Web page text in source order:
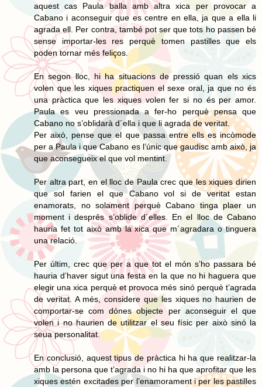
aquest cas Paula balla amb altra xica per provocar a
Cabano i aconseguir que es centre en ella, ja que a ella li
agrada ell. Per contra, també pot ser que tots ho passen bé
sense importar-les res perquè tomen pastilles que els
poden tornar més feliços.
En segon lloc, hi ha situacions de pressió quan els xics
volen que les xiques practiquen el sexe oral, ja que no és
una pràctica que les xiques volen fer si no és per amor.
Paula es veu pressionada a fer-ho perquè pensa que
Cabano no s’oblidarà d´ella i que li agrada de veritat.
Per això, pense que el que passa entre ells es incòmode
per a Paula i que Cabano es l’únic que gaudisc amb això, ja
que aconsegueix el que vol mentint.
Per altra part, en el lloc de Paula crec que les xiques dirien
que sol farien el que Cabano vol si de veritat estan
enamorats, no solament perquè Cabano tinga plaer un
moment i després s’oblide d´elles. En el lloc de Cabano
hauria fet tot això amb la xica que m´agradara o tinguera
una relació.
Per últim, crec que per a que tot el món s’ho passara bé
hauria d’haver sigut una festa en la que no hi haguera que
elegir una xica perquè et provoca més sinó perquè t’agrada
de veritat. A més, considere que les xiques no haurien de
comportar-se com dónes objecte per aconseguir el que
volen i no haurien de utilitzar el seu físic per això sinó la
seua personalitat.
En conclusió, aquest tipus de pràctica hi ha que realitzar-la
amb la persona que t’agrada i no hi ha que aprofitar que les
xiques estén excitades per l’enamorament i per les pastilles